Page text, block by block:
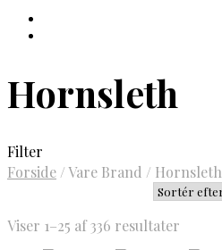
Hornsleth
Filter
Forside /Vare Brand / Hornsleth
Viser 1–25 af 336 resultater